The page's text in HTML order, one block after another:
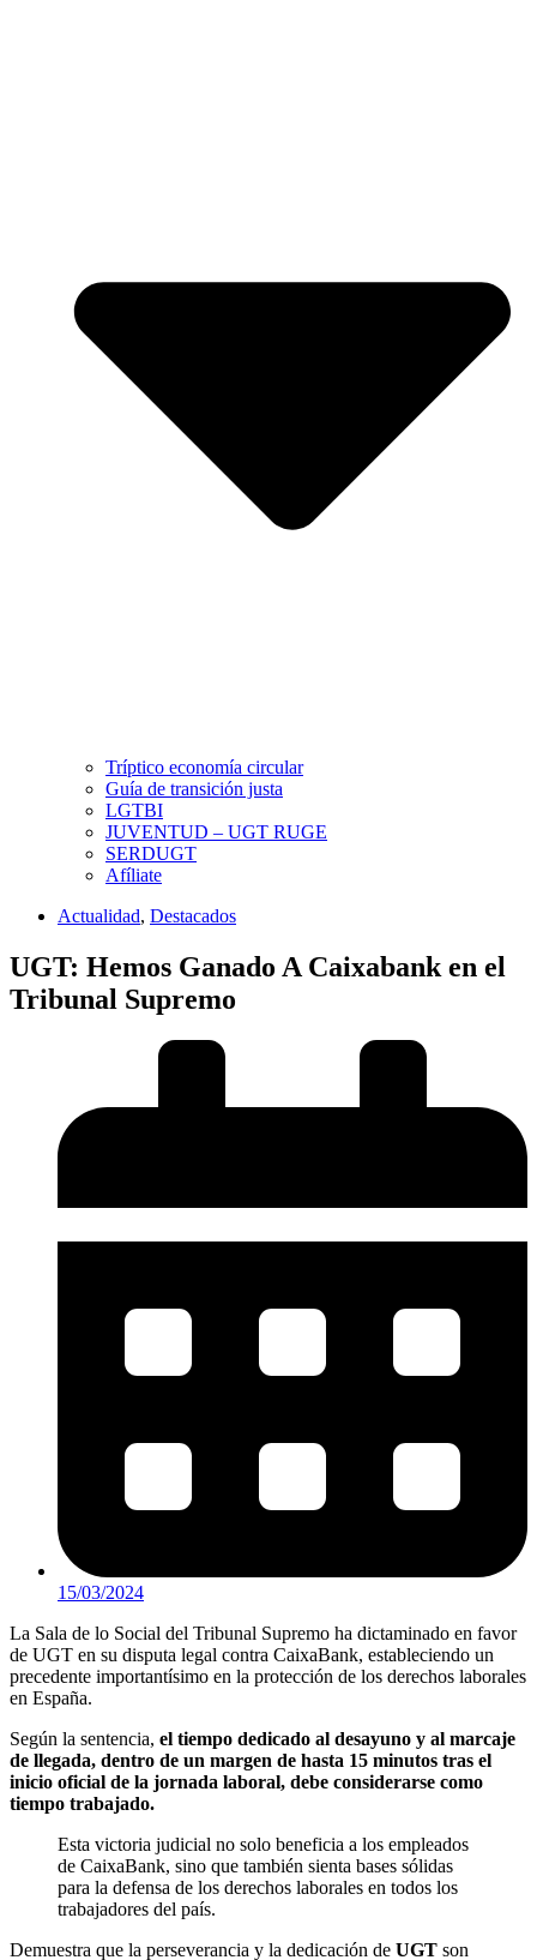
Tríptico economía circular
Guía de transición justa
LGTBI
JUVENTUD – UGT RUGE
SERDUGT
Afíliate
Actualidad, Destacados
UGT: Hemos Ganado A Caixabank en el
Tribunal Supremo
15/03/2024
La Sala de lo Social del Tribunal Supremo ha dictaminado en favor
de UGT en su disputa legal contra CaixaBank, estableciendo un
precedente importantísimo en la protección de los derechos laborales
en España.
Según la sentencia, el tiempo dedicado al desayuno y al marcaje
de llegada, dentro de un margen de hasta 15 minutos tras el
inicio oficial de la jornada laboral, debe considerarse como
tiempo trabajado.
Esta victoria judicial no solo beneficia a los empleados
de CaixaBank, sino que también sienta bases sólidas
para la defensa de los derechos laborales en todos los
trabajadores del país.
Demuestra que la perseverancia y la dedicación de UGT son